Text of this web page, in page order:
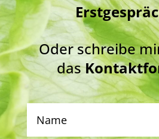
Oder schreibe
das